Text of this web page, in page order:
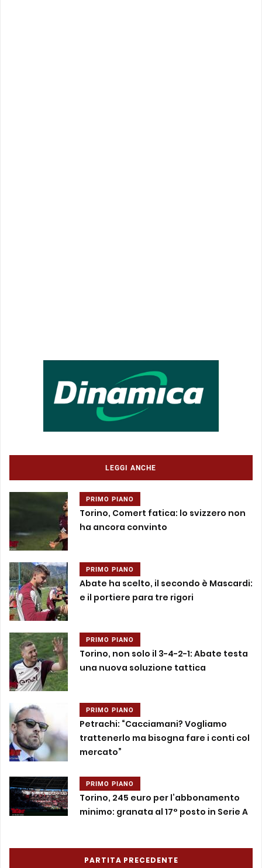
LEGGI ANCHE
PRIMO PIANO
Torino, Comert fatica: lo svizzero non
ha ancora convinto
PRIMO PIANO
Abate ha scelto, il secondo è Mascardi:
e il portiere para tre rigori
PRIMO PIANO
Torino, non solo il 3-4-2-1: Abate testa
una nuova soluzione tattica
PRIMO PIANO
Petrachi: “Cacciamani? Vogliamo
trattenerlo ma bisogna fare i conti col
mercato”
PRIMO PIANO
Torino, 245 euro per l’abbonamento
minimo: granata al 17° posto in Serie A
PARTITA PRECEDENTE